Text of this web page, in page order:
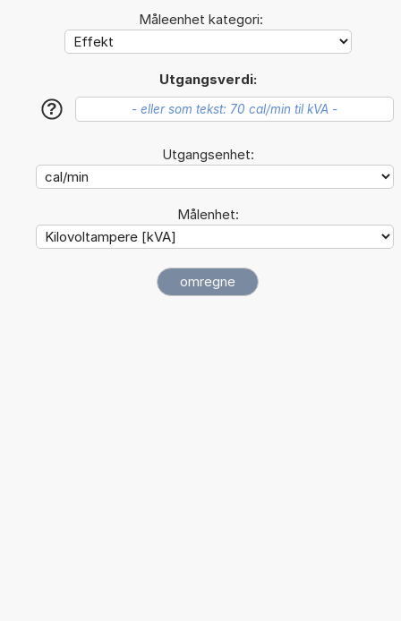
Måleenhet kategori:
Utgangsverdi:
?
Utgangsenhet:
Målenhet: